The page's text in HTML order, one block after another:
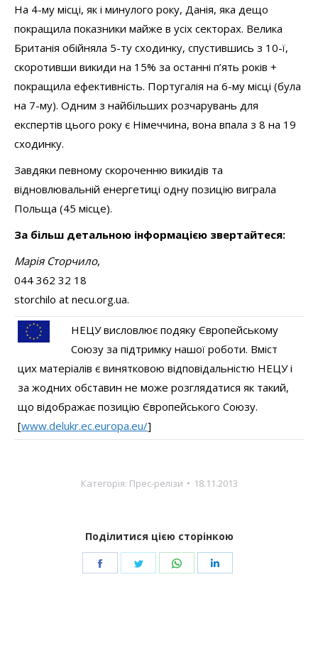
На 4-му місці, як і минулого року, Данія, яка дещо
покращила показники майже в усіх секторах. Велика
Британія обійняла 5-ту сходинку, спустившись з 10-ї,
скоротивши викиди на 15% за останні п’ять років +
покращила ефективність. Португалія на 6-му місці (була
на 7-му). Одним з найбільших розчарувань для
експертів цього року є Німеччина, вона впала з 8 на 19
сходинку.
Завдяки певному скороченню викидів та
відновлювальній енергетиці одну позицію виграла
Польща (45 місце).
За більш детальною інформацією звертайтеся:
Марія Сторчило,
044 362 32 18
storchilo at necu.org.ua.
НЕЦУ висловлює подяку Європейському
Союзу за підтримку нашої роботи. Вміст
цих матеріалів є винятковою відповідальністю НЕЦУ і
за жодних обставин не може розглядатися як такий,
що відображає позицію Європейського Союзу.
[www.delukr.ec.europa.eu/]
Категорія: Прес-релізи 18.11.2013
Поділитися цією сторінкою
Share
Share
Share